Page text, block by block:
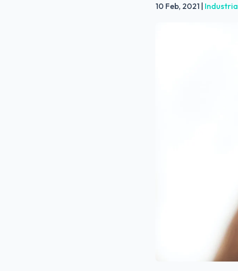
10 Feb, 2021 | Industria